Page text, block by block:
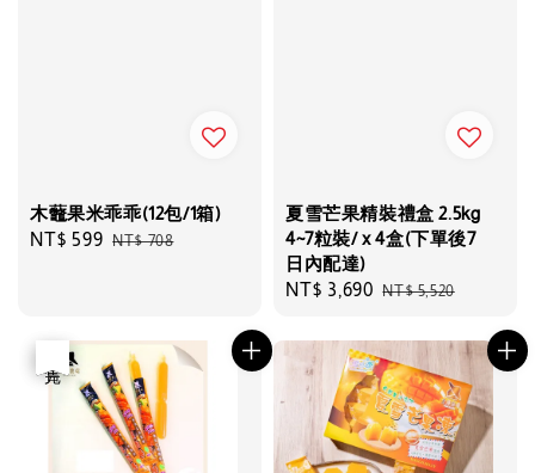
木虌果米乖乖(12包/1箱)
Sale
NT$ 599 Regular
NT$ 708
夏雪芒果精裝禮盒 2.5kg
4~7粒裝/ x 4盒(下單後7
日內配達)
Sale
NT$ 3,690 Regular
NT$ 5,520